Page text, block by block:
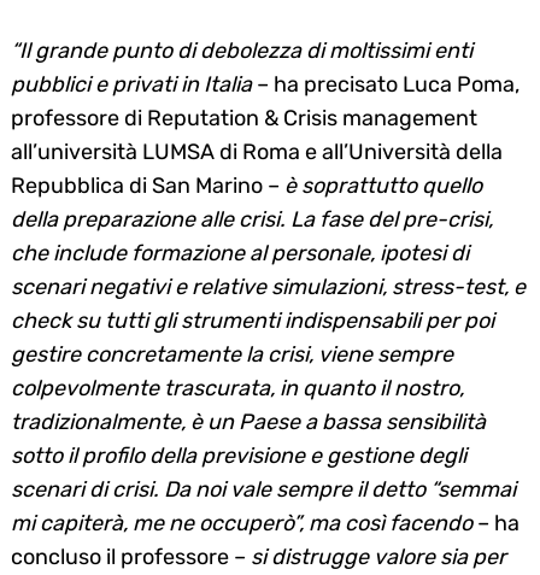
“Il grande punto di debolezza di moltissimi enti
pubblici e privati in Italia– ha precisato Luca Poma,
professore di Reputation & Crisis management
all’università LUMSA di Roma e all’Università della
Repubblica di San Marino – è soprattutto quello
della preparazione alle crisi. La fase del pre-crisi,
che include formazione al personale, ipotesi di
scenari negativi e relative simulazioni, stress-test, e
check su tutti gli strumenti indispensabili per poi
gestire concretamente la crisi, viene sempre
colpevolmente trascurata, in quanto il nostro,
tradizionalmente, è un Paese a bassa sensibilità
sotto il profilo della previsione e gestione degli
scenari di crisi. Da noi vale sempre il detto “semmai
mi capiterà, me ne occuperò”, ma così facendo– ha
concluso il professore – si distrugge valore sia per